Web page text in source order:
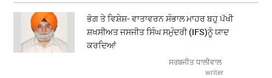
ਭੋਗ ਤੇ ਵਿਸ਼ੇਸ਼- ਵਾਤਾਵਰਨ ਸੰਭਾਲ ਮਾਹਰ ਬਹੁ ਪੱਖੀ
ਸ਼ਖਸੀਅਤ ਜਸਜੀਤ ਸਿੰਘ ਸਮੁੰਦਰੀ (IFS)ਨੂੰ ਯਾਦ
ਕਰਦਿਆਂ
ਸਰਬਜੀਤ ਧਾਲੀਵਾਲ
writer